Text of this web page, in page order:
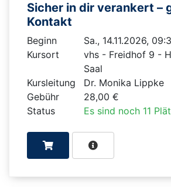
Sicher in dir verankert –
Kontakt
Beginn
Sa., 14.11.2026,
Kursort
vhs - Freidhof 9 -
Saal
Kursleitung
Dr. Monika Lippke
Gebühr
28,00 €
Status
Es sind noch 11